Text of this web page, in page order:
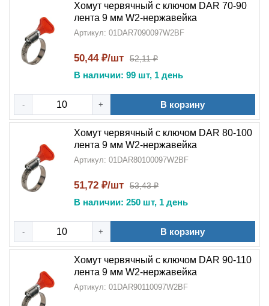
Хомут червячный с ключом DAR 70-90
лента 9 мм W2-нержавейка
Артикул: 01DAR7090097W2BF
50,44 ₽/шт 52,11 ₽
В наличии: 99 шт, 1 день
- + В корзину
Хомут червячный с ключом DAR 80-100
лента 9 мм W2-нержавейка
Артикул: 01DAR80100097W2BF
51,72 ₽/шт 53,43 ₽
В наличии: 250 шт, 1 день
- + В корзину
Хомут червячный с ключом DAR 90-110
лента 9 мм W2-нержавейка
Артикул: 01DAR90110097W2BF